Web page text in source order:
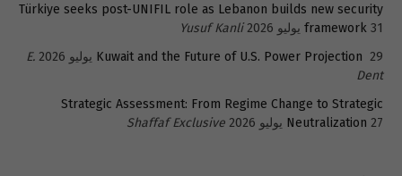
Türkiye seeks post-UNIFIL role as Lebanon builds new security
framework 31 يوليو 2026
Yusuf Kanli
Kuwait and the Future of U.S. Power Projection 29 يوليو 2026
E.
Dent
Strategic Assessment: From Regime Change to Strategic
Neutralization 27 يوليو 2026 Shaffaf Exclusive